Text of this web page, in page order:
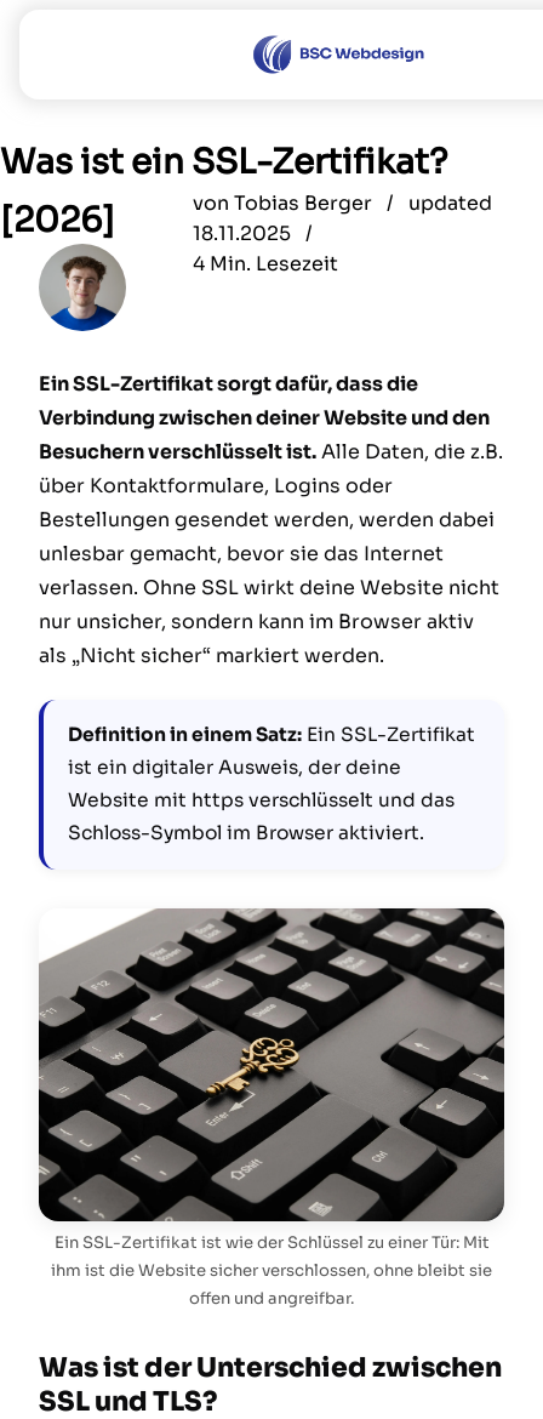
Referenzen
Über uns
Sonstiges
Blog
FAQ
Jobs
Sponsoring
DE|EN
Was ist ein SSL-Zertifikat?
[2026]
von Tobias Berger / updated
18.11.2025 /
4 Min. Lesezeit
Ein SSL-Zertifikat sorgt dafür, dass die
Verbindung zwischen deiner Website und den
Besuchern verschlüsselt ist.Alle Daten, die z.B.
über Kontaktformulare, Logins oder
Bestellungen gesendet werden, werden dabei
unlesbar gemacht, bevor sie das Internet
verlassen. Ohne SSL wirkt deine Website nicht
nur unsicher, sondern kann im Browser aktiv
als „Nicht sicher“ markiert werden.
Definition in einem Satz: Ein SSL-Zertifikat
ist ein digitaler Ausweis, der deine
Website mit https verschlüsselt und das
Schloss-Symbol im Browser aktiviert.
Ein SSL-Zertifikat ist wie der Schlüssel zu einer Tür: Mit
ihm ist die Website sicher verschlossen, ohne bleibt sie
offen und angreifbar.
Was ist der Unterschied zwischen
SSL und TLS?